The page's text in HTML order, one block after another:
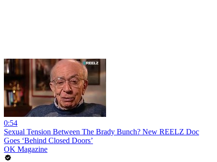
0:54
Sexual Tension Between The Brady Bunch? New REELZ Doc
Goes ‘Behind Closed Doors’
OK Magazine